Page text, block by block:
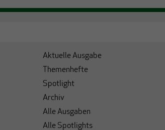
Aktuelle Ausgabe
Themenhefte
Spotlight
Archiv
Alle Ausgaben
Alle Spotlights